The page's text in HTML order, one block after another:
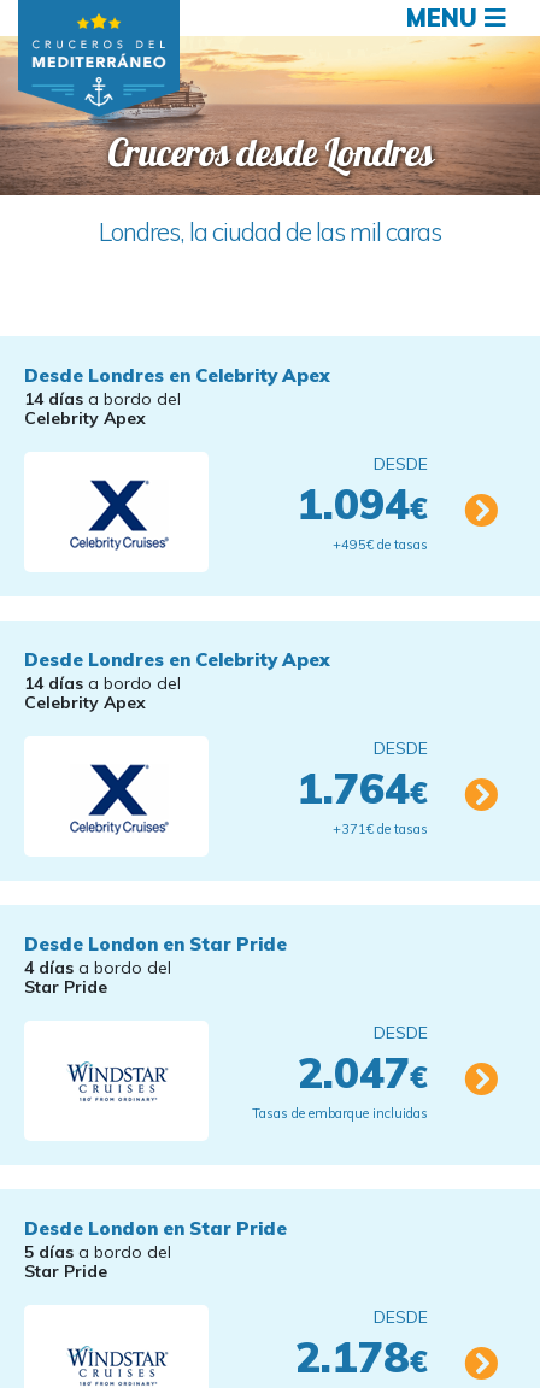
MENU
Cruceros desde Londres
Londres, la ciudad de las mil caras
Desde Londres en Celebrity Apex
14 días a bordo del
Celebrity Apex
DESDE
1.094€
+495€ de tasas
Desde Londres en Celebrity Apex
14 días a bordo del
Celebrity Apex
DESDE
1.764€
+371€ de tasas
Desde London en Star Pride
4 días a bordo del
Star Pride
DESDE
2.047€
Tasas de embarque incluidas
Desde London en Star Pride
5 días a bordo del
Star Pride
DESDE
2.178€